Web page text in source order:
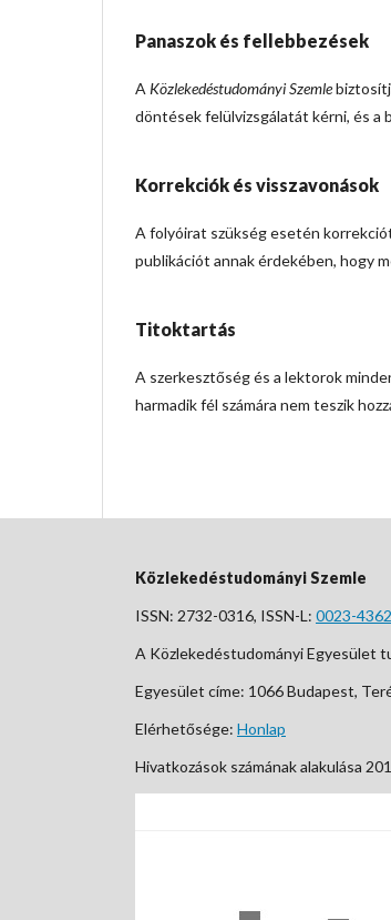
Panaszok és fellebbezések
A Közlekedéstudományi Szemle
döntések felülvizsgálatát kérni, és a
Korrekciók és visszavonások
A folyóirat szükség esetén
publikációt annak érdekében, hogy
Titoktartás
A szerkesztőség és a lektorok
harmadik fél számára nem teszik
Közlekedéstudományi Szemle
ISSN: 2732-0316, ISSN-L: 0023-4362
A Közlekedéstudományi Egyesület
Egyesület címe: 1066 Budapest,
Elérhetősége: Honlap
Hivatkozások számának alakulása